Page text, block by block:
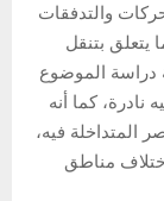
والتدفقات
يتعلق بتنقل
دراسة الموضوع
فيه نادرة، كما أنه
المتداخلة فيه،
مناطق